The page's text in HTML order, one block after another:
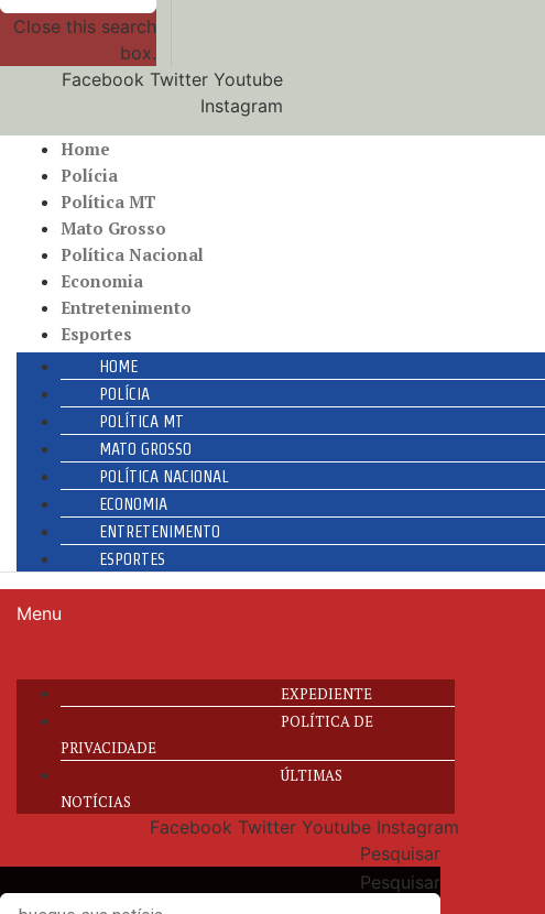
Close this search
box.
Facebook Twitter Youtube
Instagram
Home
Polícia
Política MT
Mato Grosso
Política Nacional
Economia
Entretenimento
Esportes
HOME
POLÍCIA
POLÍTICA MT
MATO GROSSO
POLÍTICA NACIONAL
ECONOMIA
ENTRETENIMENTO
ESPORTES
Menu
EXPEDIENTE
POLÍTICA DE
PRIVACIDADE
ÚLTIMAS
NOTÍCIAS
Facebook Twitter Youtube Instagram
Pesquisar
Pesquisar